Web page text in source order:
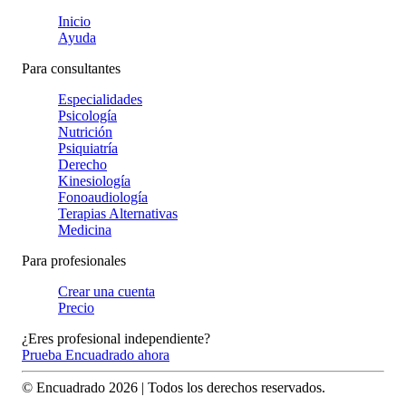
Inicio
Ayuda
Para consultantes
Especialidades
Psicología
Nutrición
Psiquiatría
Derecho
Kinesiología
Fonoaudiología
Terapias Alternativas
Medicina
Para profesionales
Crear una cuenta
Precio
¿Eres profesional independiente?
Prueba Encuadrado ahora
© Encuadrado 2026 | Todos los derechos reservados.